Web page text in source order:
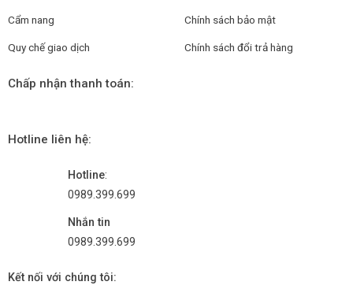
Cẩm nang
Quy chế giao dịch
Chấp nhận thanh toán:
Chính sách bảo mật
Chính sách đổi trả hàng
Hotline liên hệ:
Hotline:
0989.399.699
Nhắn tin
0989.399.699
Kết nối với chúng tôi: